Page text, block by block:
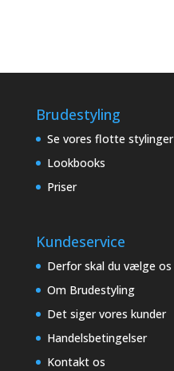
Brudestyling
Se vores flotte stylinger
Lookbooks
Priser
Kundeservice
Derfor skal du vælge os
Om Brudestyling
Det siger vores kunder
Handelsbetingelser
Kontakt os